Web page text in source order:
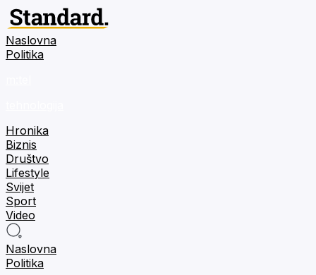
Naslovna
Politika
Hronika
Biznis
Društvo
Lifestyle
Svijet
Sport
Video
Naslovna
Politika